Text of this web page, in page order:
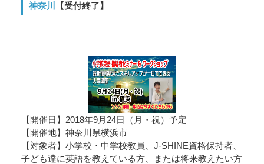
神奈川
【受付終了】
【開催日】2018年9月24日（月・祝）予定
【開催地】神奈川県横浜市
【対象者】小学校・中学校教員、J-SHINE資格保持者、
子ども達に英語を教えている方、または将来教えたい方